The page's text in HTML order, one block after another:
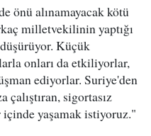
önü alınamayacak kötü
milletvekilinin yaptığı
Küçük
onları da etkiliyorlar,
ediyorlar. Suriye'den
çalıştıran, sigortasız
yaşamak istiyoruz."